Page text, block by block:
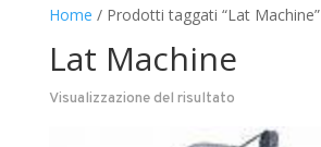
Home / Prodotti taggati “Lat Machine”
Lat Machine
Visualizzazione del risultato